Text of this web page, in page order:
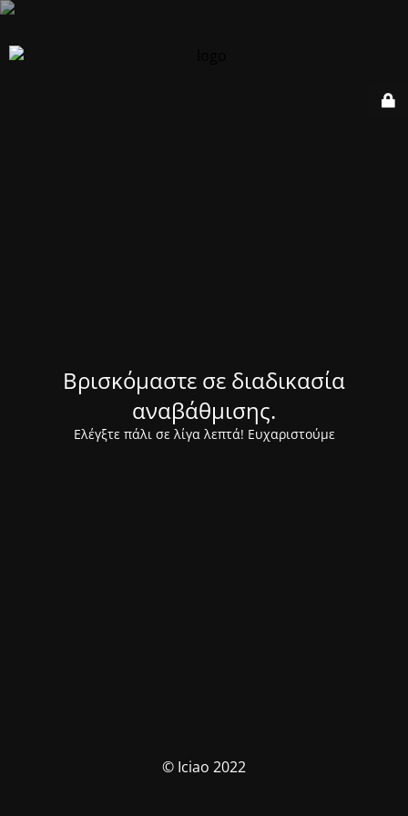
Βρισκόμαστε σε διαδικασία
αναβάθμισης.
Ελέγξτε πάλι σε λίγα λεπτά! Ευχαριστούμε
© Iciao 2022